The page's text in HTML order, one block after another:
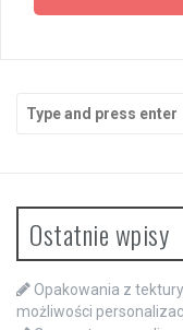
for:
Ostatnie wpisy
Opakowania z
możliwości